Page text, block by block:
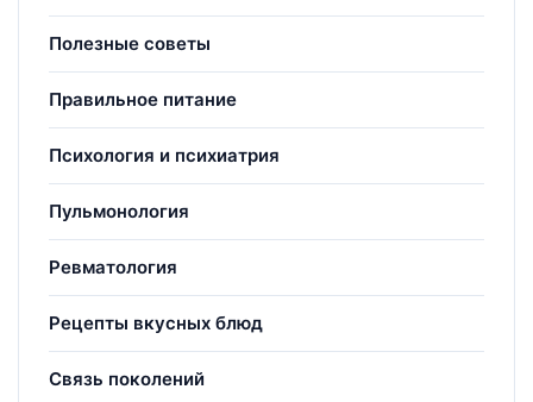
Полезные советы
Правильное питание
Психология и психиатрия
Пульмонология
Ревматология
Рецепты вкусных блюд
Связь поколений